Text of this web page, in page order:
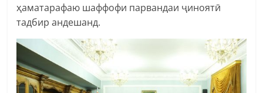
ҳаматарафаю шаффофи парвандаи ҷиноятӣ
тадбир андешанд.